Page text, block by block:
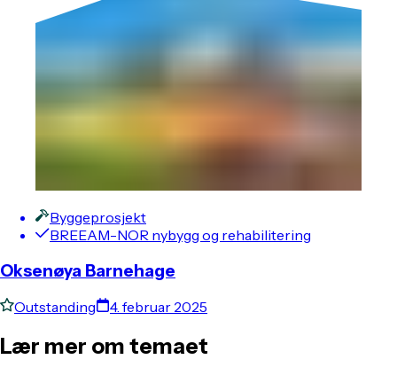
Byggeprosjekt
BREEAM-NOR nybygg og rehabilitering
Oksenøya Barnehage
Outstanding 4. februar 2025
Lær mer om temaet